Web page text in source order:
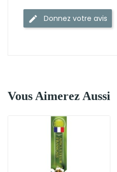
Donnez votre avis
Vous Aimerez Aussi